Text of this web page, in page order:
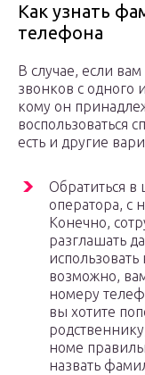
Как узнать
телефона
В случае, если
звонков с одного
кому он
воспользоваться
есть и другие
Обратиться в
оператора, с
Конечно,
разглашать
возможно,
номеру
вы хотите
номе
назвать